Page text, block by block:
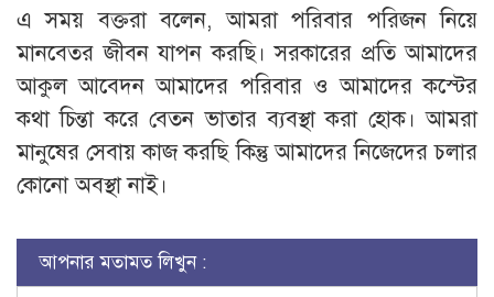
এ সময় বক্তরা বলেন, আমরা পরিবার পরিজন নিয়ে
মানবেতর জীবন যাপন করছি। সরকারের প্রতি আমাদের
আকুল আবেদন আমাদের পরিবার ও আমাদের কস্টের
কথা চিন্তা করে বেতন ভাতার ব্যবস্থা করা হোক। আমরা
মানুষের সেবায় কাজ করছি কিন্তু আমাদের নিজেদের চলার
কোনো অবস্থা নাই।
আপনার মতামত লিখুন :